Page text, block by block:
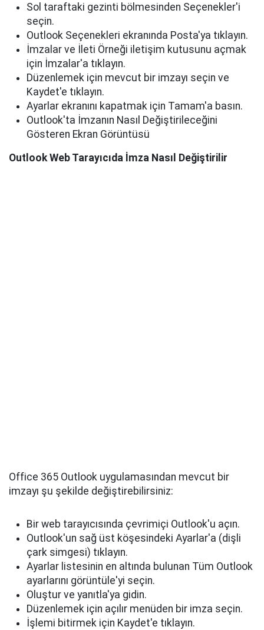
Sol taraftaki gezinti bölmesinden Seçenekler'i
seçin.
Outlook Seçenekleri ekranında Posta'ya tıklayın.
İmzalar ve İleti Örneği iletişim kutusunu açmak
için İmzalar'a tıklayın.
Düzenlemek için mevcut bir imzayı seçin ve
Kaydet'e tıklayın.
Ayarlar ekranını kapatmak için Tamam'a basın.
Outlook'ta İmzanın Nasıl Değiştirileceğini
Gösteren Ekran Görüntüsü
Outlook Web Tarayıcıda İmza Nasıl Değiştirilir
Office 365 Outlook uygulamasından mevcut bir
imzayı şu şekilde değiştirebilirsiniz:
Bir web tarayıcısında çevrimiçi Outlook'u açın.
Outlook'un sağ üst köşesindeki Ayarlar'a (dişli
çark simgesi) tıklayın.
Ayarlar listesinin en altında bulunan Tüm Outlook
ayarlarını görüntüle'yi seçin.
Oluştur ve yanıtla'ya gidin.
Düzenlemek için açılır menüden bir imza seçin.
İşlemi bitirmek için Kaydet'e tıklayın.